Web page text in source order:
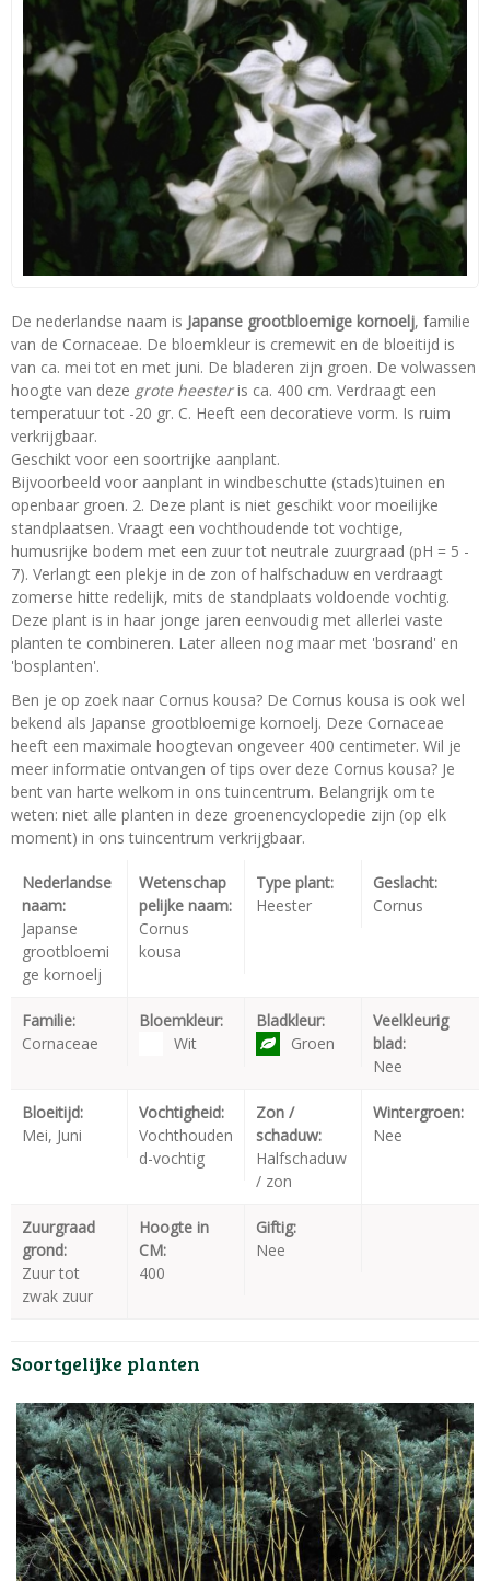
De nederlandse naam is Japanse grootbloemige kornoelj, familie
van de Cornaceae. De bloemkleur is cremewit en de bloeitijd is
van ca. mei tot en met juni. De bladeren zijn groen. De volwassen
hoogte van deze grote heesteris ca. 400 cm. Verdraagt een
temperatuur tot -20 gr. C. Heeft een decoratieve vorm. Is ruim
verkrijgbaar.
Geschikt voor een soortrijke aanplant.
Bijvoorbeeld voor aanplant in windbeschutte (stads)tuinen en
openbaar groen. 2. Deze plant is niet geschikt voor moeilijke
standplaatsen. Vraagt een vochthoudende tot vochtige,
humusrijke bodem met een zuur tot neutrale zuurgraad (pH = 5 -
7). Verlangt een plekje in de zon of halfschaduw en verdraagt
zomerse hitte redelijk, mits de standplaats voldoende vochtig.
Deze plant is in haar jonge jaren eenvoudig met allerlei vaste
planten te combineren. Later alleen nog maar met 'bosrand' en
'bosplanten'.
Ben je op zoek naar Cornus kousa? De Cornus kousa is ook wel
bekend als Japanse grootbloemige kornoelj. Deze Cornaceae
heeft een maximale hoogtevan ongeveer 400 centimeter. Wil je
meer informatie ontvangen of tips over deze Cornus kousa? Je
bent van harte welkom in ons tuincentrum. Belangrijk om te
weten: niet alle planten in deze groenencyclopedie zijn (op elk
moment) in ons tuincentrum verkrijgbaar.
Nederlandse
naam:
Japanse
grootbloemi
ge kornoelj
Wetenschap
pelijke naam:
Cornus
kousa
Type plant:
Heester
Geslacht:
Cornus
Familie:
Cornaceae
Bloemkleur:
Wit
Bladkleur:
Groen
Veelkleurig
blad:
Nee
Bloeitijd:
Mei, Juni
Vochtigheid:
Vochthouden
d-vochtig
Zon /
schaduw:
Halfschaduw
/ zon
Wintergroen:
Nee
Zuurgraad
grond:
Zuur tot
zwak zuur
Hoogte in
CM:
400
Giftig:
Nee
Soortgelijke planten